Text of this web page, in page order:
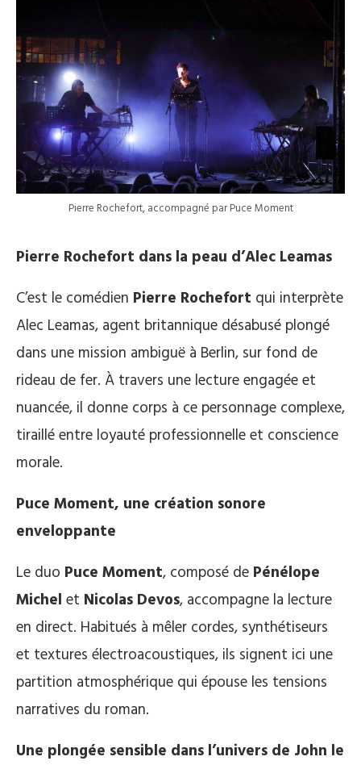
Pierre Rochefort, accompagné par Puce Moment
Pierre Rochefort dans la peau d’Alec Leamas
C’est le comédien Pierre Rochefort qui interprète
Alec Leamas, agent britannique désabusé plongé
dans une mission ambiguë à Berlin, sur fond de
rideau de fer. À travers une lecture engagée et
nuancée, il donne corps à ce personnage complexe,
tiraillé entre loyauté professionnelle et conscience
morale.
Puce Moment, une création sonore
enveloppante
Le duo Puce Moment, composé de Pénélope
Michel et Nicolas Devos, accompagne la lecture
en direct. Habitués à mêler cordes, synthétiseurs
et textures électroacoustiques, ils signent ici une
partition atmosphérique qui épouse les tensions
narratives du roman.
Une plongée sensible dans l’univers de John le